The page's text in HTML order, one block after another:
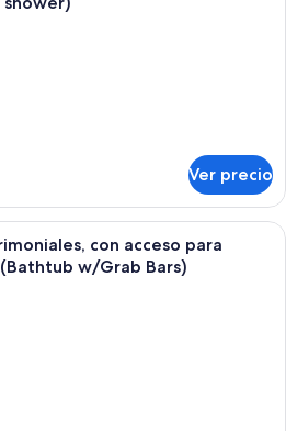
Ver precio
Habitación de hotel con dos camas,
con acceso para
w/Grab Bars)